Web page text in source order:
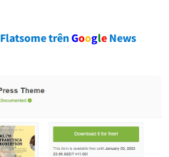
Flatsome trênGoogle News